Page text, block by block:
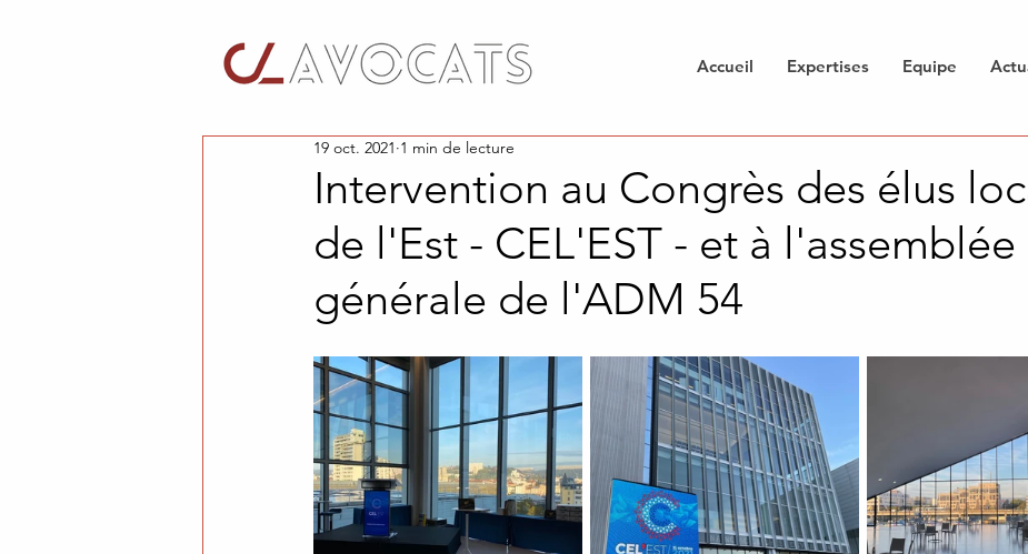
Accueil Expertises Equipe
Intervention au Congrès des élus
de l'Est - CEL'EST - et à l'assemblée
générale de l'ADM 54
19 oct. 2021 1 min de lecture